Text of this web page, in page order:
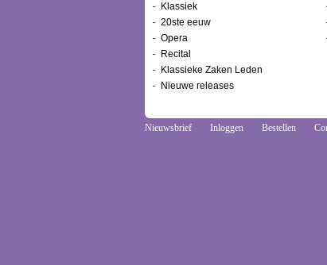
Klassiek
20ste eeuw
Opera
Recital
Klassieke Zaken Leden
Nieuwe releases
Nieuwsbrief Inloggen Bestellen